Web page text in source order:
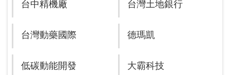
台中精機廠 台灣土地銀行
台灣動藥國際 德瑪凱
低碳動能開發 大霸科技